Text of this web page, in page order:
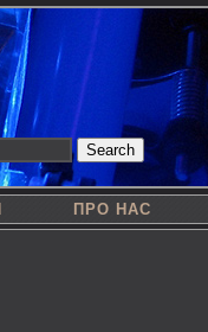
Search
ПРО НАС